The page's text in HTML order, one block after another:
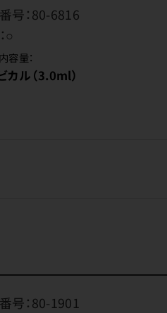
号：80-6816
○
容量：
カル（3.0ml）
号：80-1901